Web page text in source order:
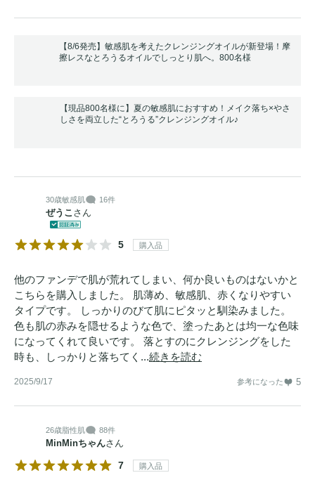
【8/6発売】敏感肌を考えたクレンジングオイルが新登場！摩
擦レスなとろうるオイルでしっとり肌へ。800名様
【現品800名様に】夏の敏感肌におすすめ！メイク落ち×やさ
しさを両立した“とろうる”クレンジングオイル♪
30歳敏感肌 16件
ぜうこ さん
5 購入品
他のファンデで肌が荒れてしまい、何か良いものはないかと
こちらを購入しました。 肌薄め、敏感肌、赤くなりやすい
タイプです。 しっかりのびて肌にピタッと馴染みました。
色も肌の赤みを隠せるような色で、塗ったあとは均一な色味
になってくれて良いです。 落とすのにクレンジングをした
時も、しっかりと落ちてく...続きを読む
2025/9/17 参考になった 5
26歳脂性肌 88件
MinMinちゃんさん
7 購入品